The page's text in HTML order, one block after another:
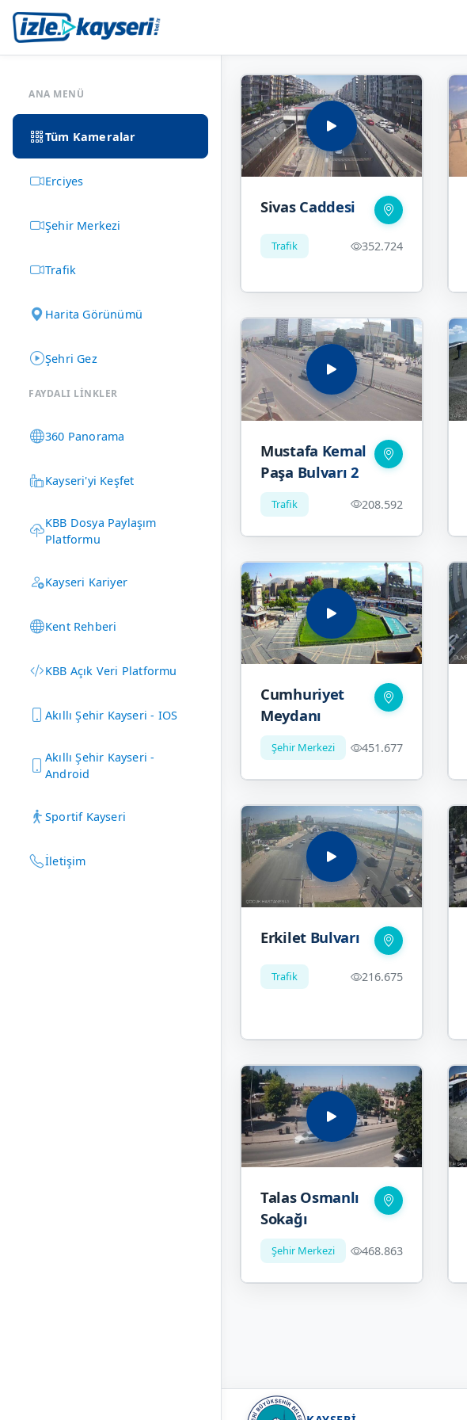
ANA MENÜ
Tüm Kameralar
Erciyes
Şehir Merkezi
Trafik
Harita Görünümü
Şehri Gez
FAYDALI LINKLER
360 Panorama
Kayseri'yi Keşfet
KBB Dosya Paylaşım
Platformu
Kayseri Kariyer
Kent Rehberi
KBB Açık Veri Platformu
Akıllı Şehir Kayseri - IOS
Akıllı Şehir Kayseri -
Android
Sportif Kayseri
İletişim
Sivas Caddesi
Trafik 352.724
Mustafa Kemal
Paşa Bulvarı 2
Trafik 208.592
Cumhuriyet
Meydanı
Şehir Merkezi 451.677
Erkilet Bulvarı
Trafik 216.675
Talas Osmanlı
Sokağı
Şehir Merkezi 468.863